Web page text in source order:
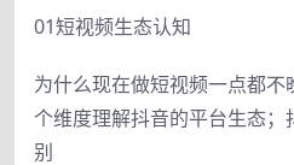
01短视频生态认知
为什么现在做短视频一点都
个维度理解抖音的平台生态
别